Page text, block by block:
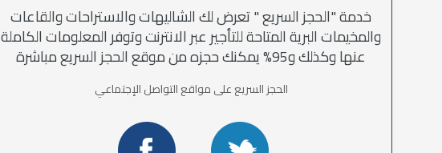
خدمة "الحجز السريع " تعرض لك الشاليهات والاستراحات والقاعات
والمخيمات البرية المتاحة للتأجير عبر الانترنت وتوفر المعلومات الكاملة
عنها وكذلك و95% يمكنك حجزه من موقع الحجز السريع مباشرة
الحجز السريع على مواقع التواصل الإجتماعي